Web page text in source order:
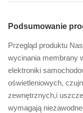
Podsumowanie
Przegląd produktu
wycinania membrany
elektroniki
oświetleniowych,
zewnętrznych,i
wymagają